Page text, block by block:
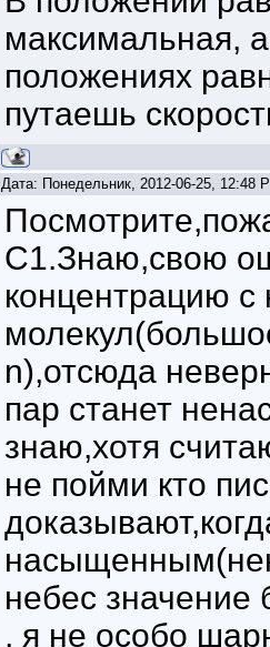
максимальная,
положениях
путаешь
Дата: Понедельник, 2012-06-25, 12:48
С1.Знаю,свою
концентрацию с
n),отсюда
пар станет
знаю,хотя
не пойми кто
небес значение
, я не особо